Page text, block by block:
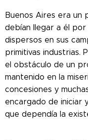
Buenos Aires era un
debían llegar a él
dispersos en sus
primitivas industrias.
el obstáculo de un
mantenido en la
concesiones y
encargado de iniciar
que dependía la